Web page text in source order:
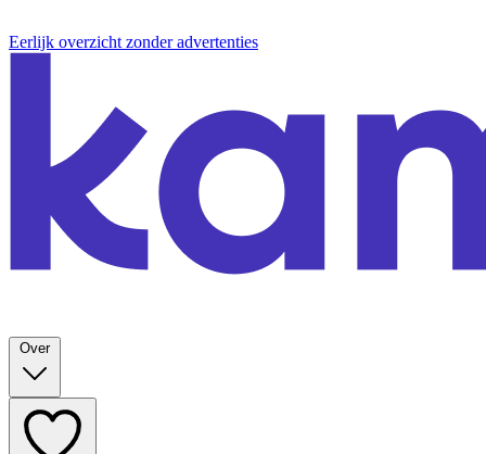
Eerlijk overzicht zonder advertenties
Over